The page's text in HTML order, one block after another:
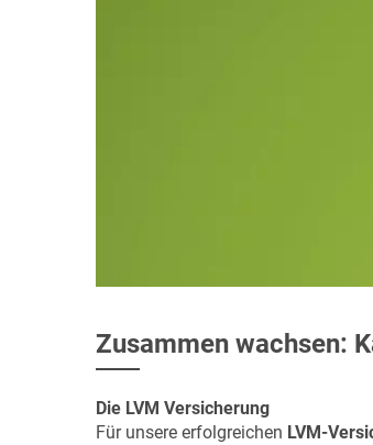
Zusammen wachsen:
Die LVM Versicherung
Für unsere erfolgreichen LVM-